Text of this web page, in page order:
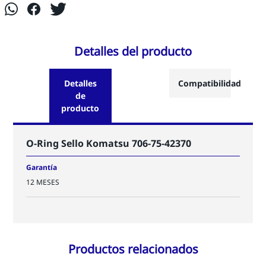
Detalles del producto
Detalles
de
producto
Compatibilidad
O-Ring Sello Komatsu 706-75-42370
Garantía
12 MESES
Productos relacionados